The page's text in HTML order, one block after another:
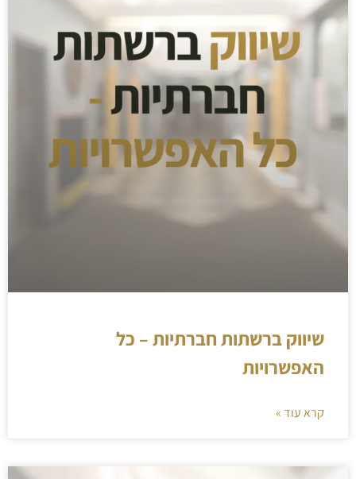
שיווק ברשתות חברתיות – כל
האפשרויות
קרא עוד »